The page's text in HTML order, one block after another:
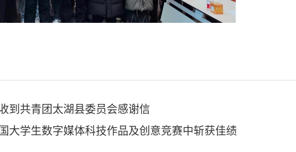
到共青团太湖县委员会感谢信
大学生数字媒体科技作品及创意竞赛中斩获佳绩